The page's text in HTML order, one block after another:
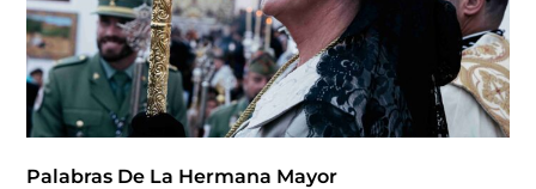
Palabras De La Hermana Mayor